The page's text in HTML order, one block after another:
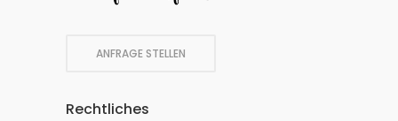
ANFRAGE STELLEN
Rechtliches